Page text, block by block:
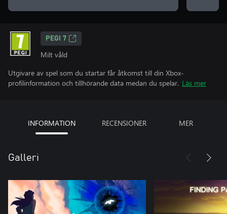
PEGI 7
Milt våld
Utgivare av spel som du startar får åtkomst till din Xbox-
profilinformation och tillhörande data medan du spelar. Läs mer
INFORMATION RECENSIONER MER
Galleri